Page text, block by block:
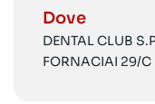
Dove
DENTAL CLUB
FORNACIAI 29/